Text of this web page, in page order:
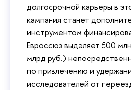
долгосрочной карьеры в
кампания станет
инструментом
Евросоюз выделяет 500
млрд руб.)
по привлечению и
исследователей от